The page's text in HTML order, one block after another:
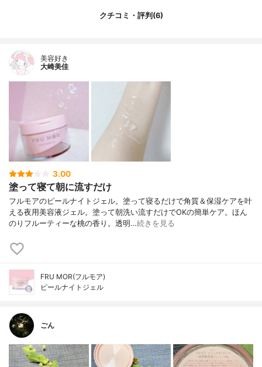
チョーク葉エキス、ハマメリス葉エキス、
水酸化Ｋ、１，２－ヘキサンジオール、カ
プリリルグリコール、ポリソルベート２
０、シアノコバラミン、オレイン酸Ｎａ、
ラウリン酸ポリグリセリル－５、香料
香り
ピーチの香り
クチコミ・評判(6)
美容好き
大崎美佳
3.00
塗って寝て朝に流すだけ
フルモアのピールナイトジェル。塗って寝るだけで角質＆保湿ケアを叶
える夜用美容液ジェル。塗って朝洗い流すだけでOKの簡単ケア。ほん
のりフルーティーな桃の香り。透明…続きを見る
FRU MOR(フルモア)
ピールナイトジェル
ごん